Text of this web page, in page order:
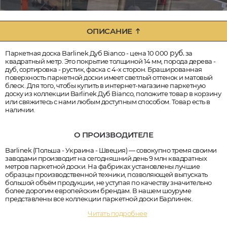
ОПИСАНИЕ
Паркетная доска Barlinek Дуб Bianco - цена 10 000 руб.за
квадратный метр. Это покрытие толщиной 14 мм, порода дерева -
дуб, сортировка - рустик, фаска с 4-х сторон. Брашированная
поверхность паркетной доски имеет светлый оттенок и матовый
блеск. Для того, чтобы купить в интернет-магазине паркетную
доску из коллекции Barlinek Дуб Bianco, положите товар в корзину
или свяжитесь с нами любым доступным способом. Товар есть в
наличии.
О ПРОИЗВОДИТЕЛЕ
Barlinek (Польша - Украина - Швеция) — совокупно тремя своими
заводами производит на сегодняшний день 9 млн квадратных
метров паркетной доски. На фабриках установлены лучшие
образцы производственной техники, позволяющей выпускать
большой объём продукции, не уступая по качеству значительно
более дорогим европейским брендам. В нашем шоуруме
представлены все коллекции паркетной доски Барлинек.
Читать подробнее